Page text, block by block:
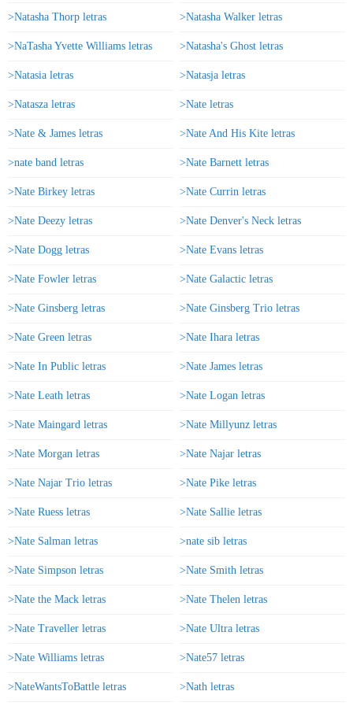
>Natasha Thorp letras >Natasha Walker letras
>NaTasha Yvette Williams letras >Natasha's Ghost letras
>Natasia letras >Natasja letras
>Natasza letras >Nate letras
>Nate & James letras >Nate And His Kite letras
>nate band letras >Nate Barnett letras
>Nate Birkey letras >Nate Currin letras
>Nate Deezy letras >Nate Denver's Neck letras
>Nate Dogg letras >Nate Evans letras
>Nate Fowler letras >Nate Galactic letras
>Nate Ginsberg letras >Nate Ginsberg Trio letras
>Nate Green letras >Nate Ihara letras
>Nate In Public letras >Nate James letras
>Nate Leath letras >Nate Logan letras
>Nate Maingard letras >Nate Millyunz letras
>Nate Morgan letras >Nate Najar letras
>Nate Najar Trio letras >Nate Pike letras
>Nate Ruess letras >Nate Sallie letras
>Nate Salman letras >nate sib letras
>Nate Simpson letras >Nate Smith letras
>Nate the Mack letras >Nate Thelen letras
>Nate Traveller letras >Nate Ultra letras
>Nate Williams letras >Nate57 letras
>NateWantsToBattle letras >Nath letras